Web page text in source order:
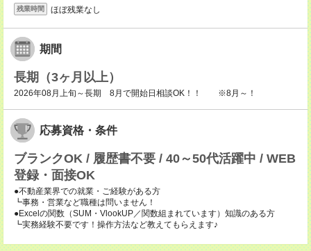
残業時間 ほぼ残業なし
期間
長期（3ヶ月以上）
2026年08月上旬～長期 8月で開始日相談OK！！ ※8月～！
応募資格・条件
ブランクOK / 履歴書不要 / 40～50代活躍中 / WEB
登録・面接OK
●不動産業界での就業・ご経験がある方
┗事務・営業など職種は問いません！
●Excelの関数（SUM・VlookUP／関数組まれています）知識のある方
┗実務経験不要です！操作方法など教えてもらえます♪